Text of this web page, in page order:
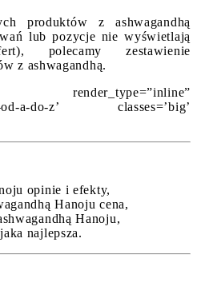
produktów z ashwagandhą
lub pozycje nie wyświetlają
polecamy zestawienie
z ashwagandhą.
render_type=”inline”
a-do-z’ classes=’big’
opinie i efekty,
Hanoju cena,
Hanoju,
najlepsza.